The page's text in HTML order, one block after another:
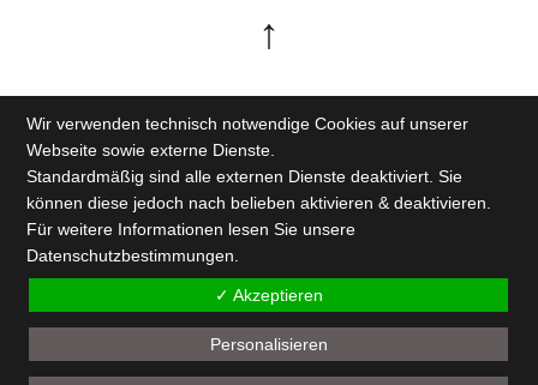
Wir verwenden technisch notwendige Cookies auf unserer
Webseite sowie externe Dienste.
Standardmäßig sind alle externen Dienste deaktiviert. Sie
können diese jedoch nach belieben aktivieren & deaktivieren.
Für weitere Informationen lesen Sie unsere
Datenschutzbestimmungen.
✓ Akzeptieren
Personalisieren